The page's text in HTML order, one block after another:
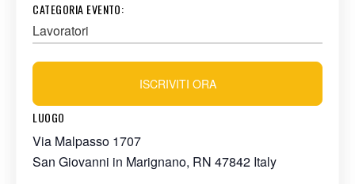
CATEGORIA EVENTO:
Lavoratori
LUOGO
Via Malpasso 1707
San Giovanni in Marignano, RN 47842 Italy
ISCRIVITI ORA